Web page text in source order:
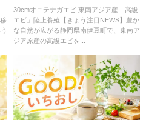
う注目NEWS】
30cmオニテナガエビ 東南アジア産「高級
エビ」陸上養殖【きょう注目NEWS】豊か
な自然が広がる静岡県南伊豆町で、東南ア
ジア原産の高級エビを...